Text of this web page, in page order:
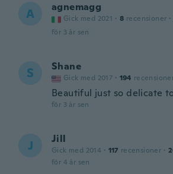
A agnemagg
Gick med 2021 · 8 recensioner ·
för 3 år sen
S Shane
Gick med 2017 · 194
Beautiful just so delicate
för 3 år sen
J Jill
Gick med 2014 · 117 recensioner ·
för 4 år sen